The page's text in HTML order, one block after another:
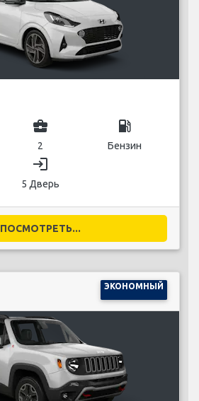
business_center
2
local_gas_station
Бензин
login
5 Дверь
ПОСМОТРЕТЬ...
ЭКОНОМНЫЙ